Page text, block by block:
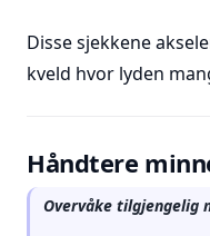
Disse sjekkene
kveld hvor lyden
Håndtere
Overvåke tilgjengelig